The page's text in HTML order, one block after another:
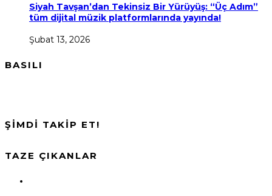
Siyah Tavşan’dan Tekinsiz Bir Yürüyüş: “Üç Adım”
tüm dijital müzik platformlarında yayında!
Şubat 13, 2026
BASILI
ŞİMDİ TAKİP ET!
TAZE ÇIKANLAR